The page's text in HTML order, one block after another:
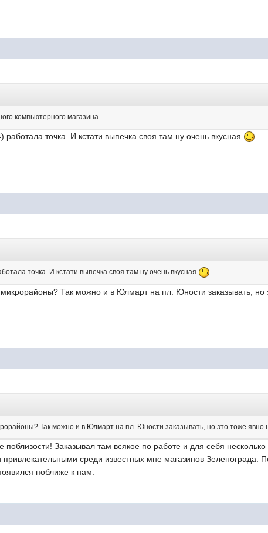
компьютерного магазина
точка. И кстати выпечка своя там ну очень вкусная
точка. И кстати выпечка своя там ну очень вкусная
микрорайоны? Так можно и в Юлмарт на пл. Юности заказывать, но
Так можно и в Юлмарт на пл. Юности заказывать, но это тоже явно
поблизости! Заказывал там всякое по работе и для себя
среди известных мне магазинов Зеленограда.
поближе к нам.